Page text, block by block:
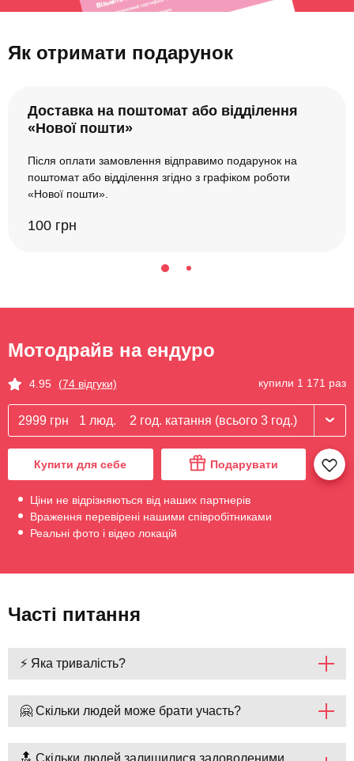
Як отримати подарунок
Доставка на поштомат або відділення
«Нової пошти»
Після оплати замовлення відправимо подарунок на
поштомат або відділення згідно з графіком роботи
«Нової пошти».
100 грн
Мотодрайв на ендуро
4.95 (74 відгуки) купили 1 171 раз
2999 грн 1 люд. 2 год. катання (всього 3 год.)
Купити для себе Подарувати
Ціни не відрізняються від наших партнерів
Враження перевірені нашими співробітниками
Реальні фото і відео локацій
Часті питання
⚡ Яка тривалість?
🤗 Скільки людей може брати участь?
🔝 Скільки людей залишилися задоволеними